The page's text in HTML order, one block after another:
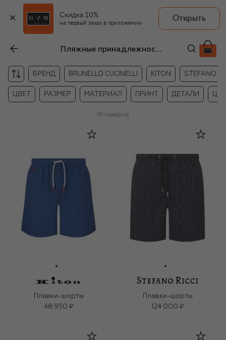
Скидка 10%
на первый заказ в приложении
Открыть
Пляжные принадлежности больших размеров для мужчин
БРЕНД BRUNELLO CUCINELLI KITON STEFANO
ЦВЕТ РАЗМЕР МАТЕРИАЛ ПРИНТ ДЕТАЛИ
16 товаров
Плавки-шорты
48 950 ₽
Плавки-шорты
124 000 ₽